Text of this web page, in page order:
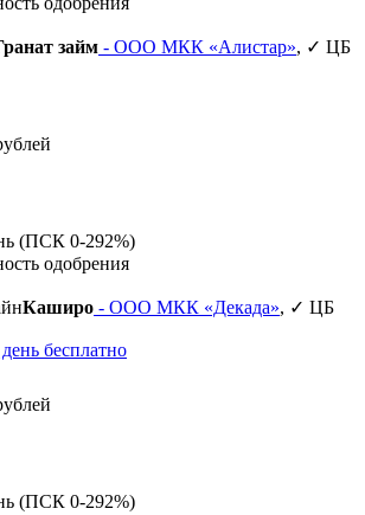
займ - ООО МКК «Алистар», ✓ ЦБ
(ПСК 0-292%)
одобрения
Каширо - ООО МКК «Декада», ✓ ЦБ
бесплатно
(ПСК 0-292%)